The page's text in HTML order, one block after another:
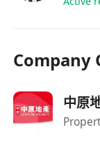
合約簽訂、法
5. 參與公司提
力及專業知識。
工作要求：
Company
中原